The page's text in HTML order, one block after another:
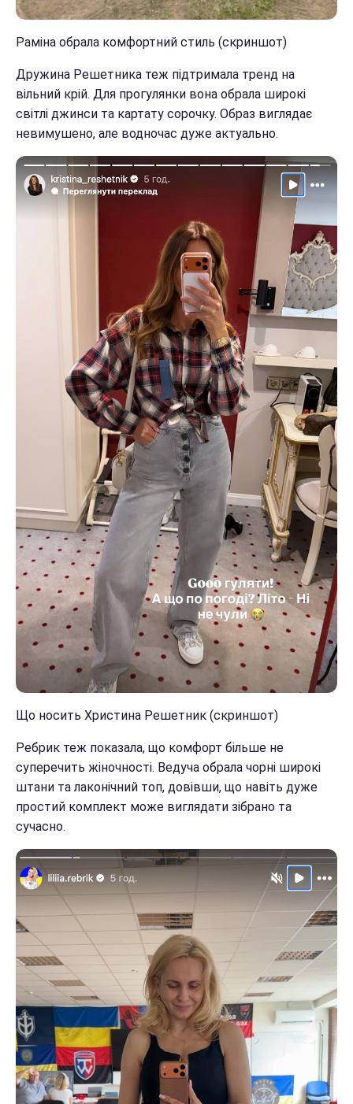
Раміна обрала комфортний стиль (скриншот)
Дружина Решетника теж підтримала тренд на
вільний крій. Для прогулянки вона обрала широкі
світлі джинси та картату сорочку. Образ виглядає
невимушено, але водночас дуже актуально.
Що носить Христина Решетник (скриншот)
Ребрик теж показала, що комфорт більше не
суперечить жіночності. Ведуча обрала чорні широкі
штани та лаконічний топ, довівши, що навіть дуже
простий комплект може виглядати зібрано та
сучасно.